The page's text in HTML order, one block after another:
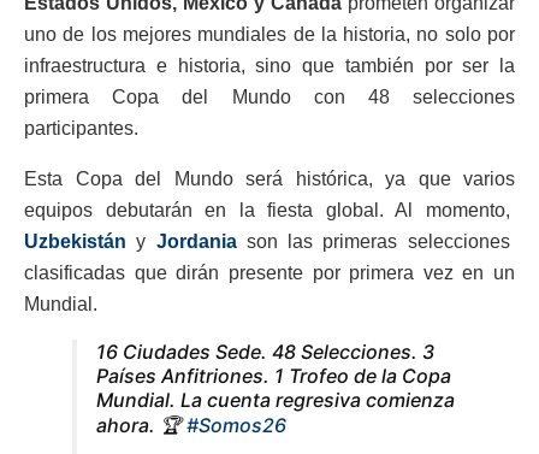
uno de los mejores mundiales de la historia, no solo por
infraestructura e historia, sino que también por ser la
primera Copa del Mundo con 48 selecciones
participantes.
Esta Copa del Mundo será histórica, ya que varios
equipos debutarán en la fiesta global. Al momento,
Uzbekistán y Jordaniason las primeras selecciones
clasificadas que dirán presente por primera vez en un
Mundial.
16 Ciudades Sede. 48 Selecciones. 3
Países Anfitriones. 1 Trofeo de la Copa
Mundial. La cuenta regresiva comienza
ahora. 🏆#Somos26